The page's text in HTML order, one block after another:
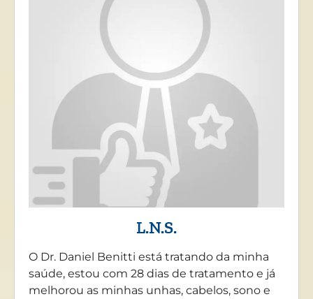
L.N.S.
O Dr. Daniel Benitti está tratando da minha
saúde, estou com 28 dias de tratamento e já
melhorou as minhas unhas, cabelos, sono e